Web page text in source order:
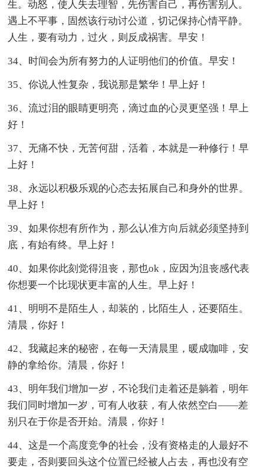
生。动怒，使人失去理智，先伤害自己，再伤害别人。
遇上不平事，固然该行动讨公道，切记保持心情平静。
人生，要有动力，过火，则反成祸害。早安！
34、时间会为所有努力的人证明他们的价值。早安！
35、你说人性复杂，我说那是繁华！早上好！
36、流过泪的眼睛更明亮，滴过血的心灵更坚强！早上
好！
37、无痛不快，无苦何甜，活着，本就是一种修行！早
上好！
38、永远以积极乐观的心态去拓展自己和身外的世界。
早上好！
39、如果你想有所作为，那么认准方向后就必须坚持到
底，有始有终。早上好！
40、如果你此刻觉得沮丧，那也ok，应因为沮丧感代表
你想要一个比现状更丰富的人生。早上好！
41、明明不是陌生人，却装的，比陌生人，还要陌生。
清晨，你好！
42、我藏起来的秘密，在每一天清晨里，暖成咖啡，安
静的拿给你。清晨，你好！
43、明年我们增加一岁，不论我们走着还是躺着，明年
我们同时增加一岁，可有人收获，有人依然空白——差
别只在于你是否开始。清晨，你好！
44、这是一个高度竞争的社会，没有资格走的人最好不
要走，否则要回头这个位置已经被人占去，再也没有空